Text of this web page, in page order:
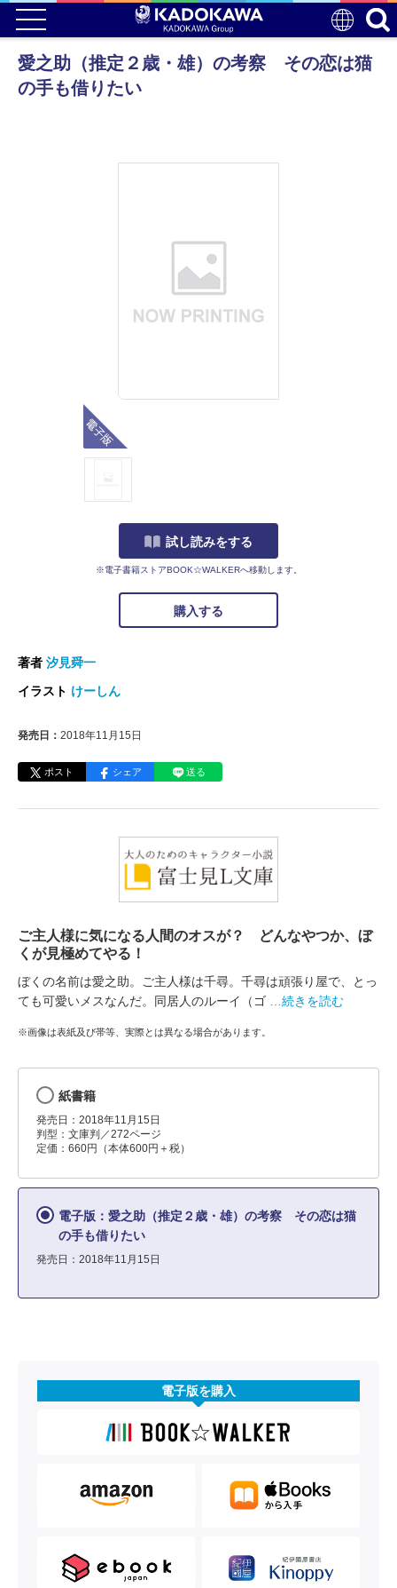
愛之助（推定２歳・雄）の考察 その恋は猫
の手も借りたい
試し読みをする
※電子書籍ストアBOOK☆WALKERへ移動します。
購入する
著者 汐見舜一
イラスト けーしん
発売日： 2018年11月15日
ポスト シェア 送る
ご主人様に気になる人間のオスが？ どんなやつか、ぼ
くが見極めてやる！
ぼくの名前は愛之助。ご主人様は千尋。千尋は頑張り屋で、とっ
ても可愛いメスなんだ。同居人のルーイ（ゴ
…続きを読む
※画像は表紙及び帯等、実際とは異なる場合があります。
紙書籍
発売日：2018年11月15日
判型：文庫判／272ページ
定価：660円（本体600円＋税）
電子版：愛之助（推定２歳・雄）の考察 その恋は猫
の手も借りたい
発売日：2018年11月15日
電子版を購入